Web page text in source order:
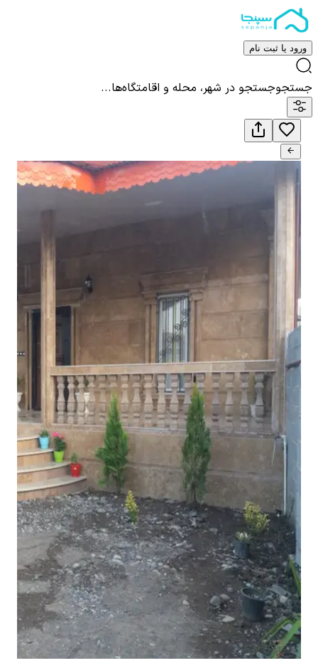
ورود یا ثبت نام
جستجوجستجو در شهر، محله و اقامتگاه‌ها...